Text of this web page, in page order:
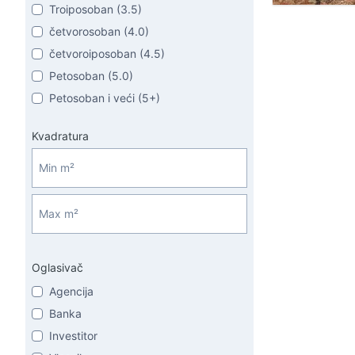
Troiposoban (3.5)
četvorosoban (4.0)
četvoroiposoban (4.5)
Petosoban (5.0)
Petosoban i veći (5+)
Kvadratura
Oglasivač
Agencija
Banka
Investitor